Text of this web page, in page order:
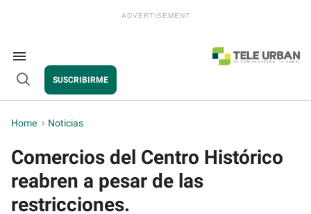
Search
&
Section
Navigation
Open
SUSCRIBIRME
Home > Noticias
Comercios del Centro Histórico
reabren a pesar de las
restricciones.